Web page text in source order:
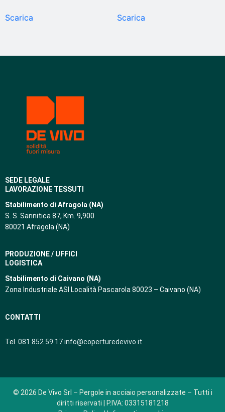
Scarica Scarica
SEDE LEGALE
LAVORAZIONE TESSUTI
Stabilimento di Afragola (NA)
S. S. Sannitica 87, Km. 9,900
80021 Afragola (NA)
PRODUZIONE / UFFICI
LOGISTICA
Stabilimento di Caivano (NA)
Zona Industriale ASI Località Pascarola 80023 – Caivano (NA)
CONTATTI
Tel. 081 852 59 17info@coperturedevivo.it
© 2026 De Vivo Srl – Pergole in acciaio personalizzate – Tutti i
diritti riservati | P.IVA: 03315181218